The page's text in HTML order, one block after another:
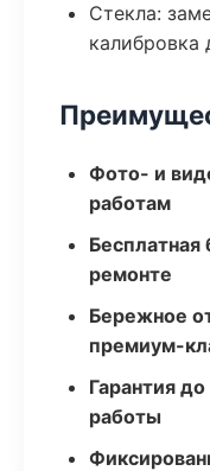
Стекла:
калибровка
Фото- и
работам
Бесплатная
ремонте
Бережное
премиум-
Гарантия
работы